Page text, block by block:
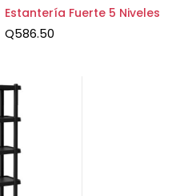
Estantería Fuerte 5 Niveles
Q586.50